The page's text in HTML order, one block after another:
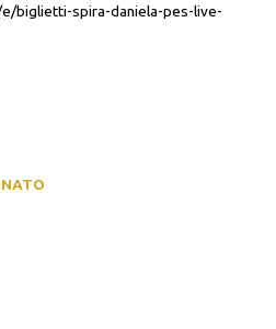
biglietti-spira-daniela-pes-live-